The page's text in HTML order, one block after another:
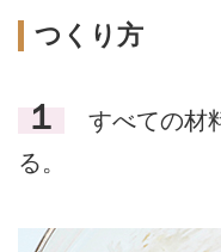
つくり方
１
すべての材
る。